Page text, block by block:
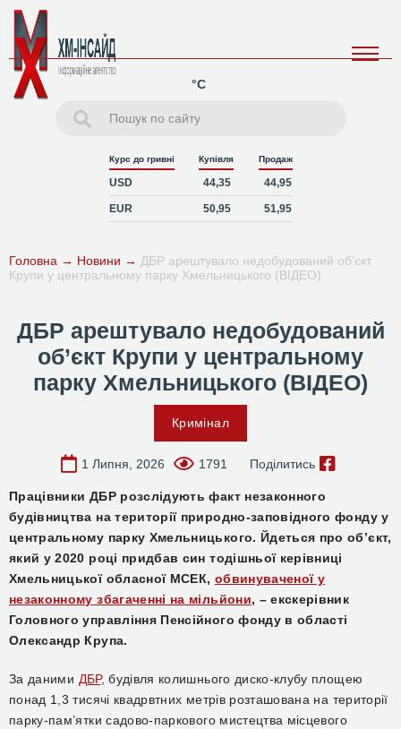
°C
Курс до гривні Купівля Продаж
USD 44,35 44,95
EUR 50,95 51,95
Головна → Новини → ДБР арештувало недобудований об’єкт
Крупи у центральному парку Хмельницького (ВІДЕО)
ДБР арештувало недобудований
об’єкт Крупи у центральному
парку Хмельницького (ВІДЕО)
Кримінал
1 Липня, 2026 1791 Поділитись
Працівники ДБР розслідують факт незаконного
будівництва на території природно-заповідного фонду у
центральному парку Хмельницького. Йдеться про об’єкт,
який у 2020 році придбав син тодішньої керівниці
Хмельницької обласної МСЕК, обвинуваченої у
незаконному збагаченні на мільйони, – екскерівник
Головного управління Пенсійного фонду в області
Олександр Крупа.
За даними ДБР, будівля колишнього диско-клубу площею
понад 1,3 тисячі квадрвтних метрів розташована на території
парку-пам’ятки садово-паркового мистецтва місцевого